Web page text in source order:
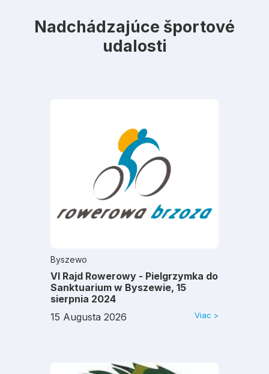
Nadchádzajúce športové
udalosti
Byszewo
VI Rajd Rowerowy - Pielgrzymka do
Sanktuarium w Byszewie, 15
sierpnia 2024
15 Augusta 2026
Viac >